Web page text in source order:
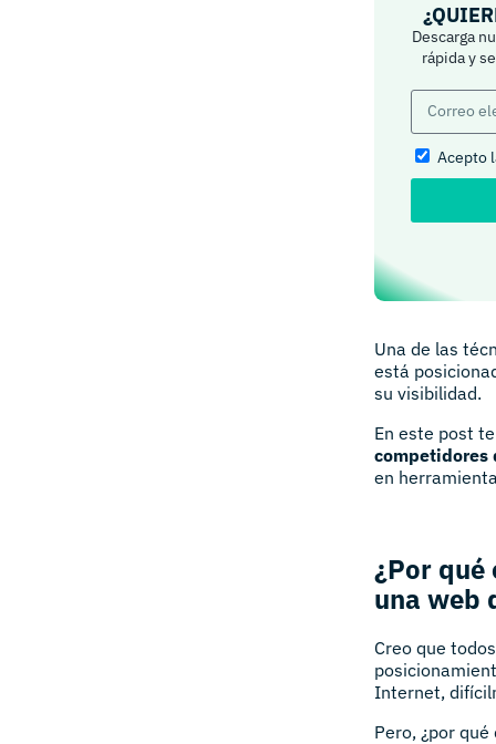
Descarga
rápida y
Acepto
Una de las
está
su visibilidad.
En este post
competidores
en
¿Por
una web
Creo que
Internet,
Pero, ¿por